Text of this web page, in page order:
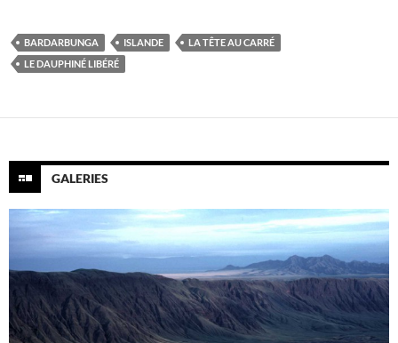
BARDARBUNGA ISLANDE
LA TÊTE AU CARRÉ
LE DAUPHINÉ LIBÉRÉ
GALERIES